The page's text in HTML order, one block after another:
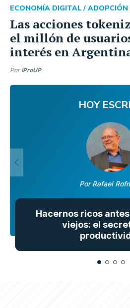
Las acciones
el millón de
interés en
ECONOMÍA DIGITAL / ADOPCIÓN
Por iProUP
Hacernos ricos
viejos: el
HOY
Por Rafael